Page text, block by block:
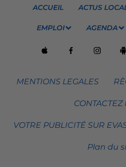
ACCUEIL ACTUS
EMPLOI AGENDA
MENTIONS LEGALES
CONTACTEZ
VOTRE PUBLICITÉ SUR
Plan du